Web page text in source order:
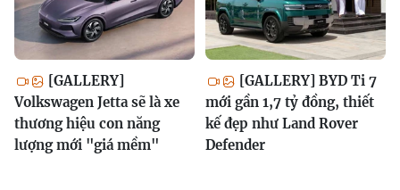
[GALLERY]
Volkswagen Jetta sẽ là xe
thương hiệu con năng
lượng mới "giá mềm"
[GALLERY] BYD Ti 7
mới gần 1,7 tỷ đồng, thiết
kế đẹp như Land Rover
Defender